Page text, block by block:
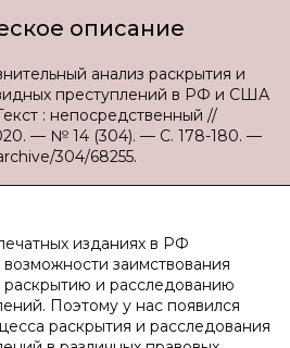
описание
анализ раскрытия и
преступлений в РФ и США
: непосредственный //
— № 14 (304). — С. 178-180. —
304/68255.
изданиях в РФ
заимствования
и расследованию
Поэтому у нас появился
раскрытия и расследования